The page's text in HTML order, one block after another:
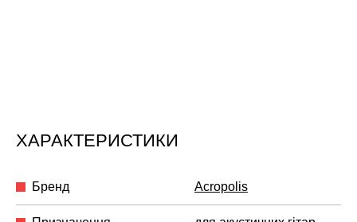
ХАРАКТЕРИСТИКИ
Бренд Acropolis